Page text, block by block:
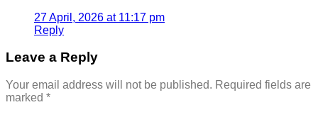
27 April, 2026 at 11:17 pm
Reply
Leave a Reply
Your email address will not be published. Required fields are
marked *